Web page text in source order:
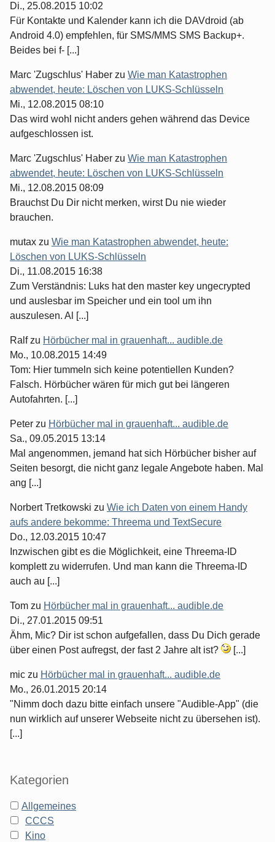
Di., 25.08.2015 10:02
Für Kontakte und Kalender kann ich die DAVdroid (ab
Android 4.0) empfehlen, für SMS/MMS SMS Backup+.
Beides bei f- [...]
Marc 'Zugschlus' Haber zu Wie man Katastrophen
abwendet, heute: Löschen von LUKS-Schlüsseln
Mi., 12.08.2015 08:10
Das wird wohl nicht anders gehen während das Device
aufgeschlossen ist.
Marc 'Zugschlus' Haber zu Wie man Katastrophen
abwendet, heute: Löschen von LUKS-Schlüsseln
Mi., 12.08.2015 08:09
Brauchst Du Dir nicht merken, wirst Du nie wieder
brauchen.
mutax zu Wie man Katastrophen abwendet, heute:
Löschen von LUKS-Schlüsseln
Di., 11.08.2015 16:38
Zum Verständnis: Luks hat den master key ungecrypted
und auslesbar im Speicher und ein tool um ihn
auszulesen. Al [...]
Ralfzu Hörbücher mal in grauenhaft... audible.de
Mo., 10.08.2015 14:49
Tom: Hier tummeln sich keine potentiellen Kunden?
Falsch. Hörbücher wären für mich gut bei längeren
Autofahrten. [...]
Peter zu Hörbücher mal in grauenhaft... audible.de
Sa., 09.05.2015 13:14
Mal angenommen, jemand hat sich Hörbücher bisher auf
Seiten besorgt, die nicht ganz legale Angebote haben. Mal
ang [...]
Norbert Tretkowski zu Wie ich Daten von einem Handy
aufs andere bekomme: Threema und TextSecure
Do., 12.03.2015 10:47
Inzwischen gibt es die Möglichkeit, eine Threema-ID
komplett zu widerrufen. Und man kann die Threema-ID
auch au [...]
Tom zu Hörbücher mal in grauenhaft... audible.de
Di., 27.01.2015 09:51
Ähm, Mic? Dir ist schon aufgefallen, dass Du Dich gerade
über einen Post aufregst, der fast 2 Jahre alt ist?
[...]
mic zu Hörbücher mal in grauenhaft... audible.de
Mo., 26.01.2015 20:14
"Nimm doch dazu bitte einfach unsere "Audible-App" (die
nun wirklich auf unserer Webseite nicht zu übersehen ist).
[...]
Kategorien
Allgemeines
CCCS
Kino